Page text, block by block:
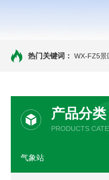
热门关键词： WX-FZ5景
产品分类
PRODUCTS
气象站